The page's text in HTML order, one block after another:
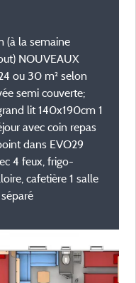
(à la semaine
NOUVEAUX
ou 30 m² selon
semi couverte;
lit 140x190cm 1
avec coin repas
dans EVO29
4 feux, frigo-
cafetière 1 salle